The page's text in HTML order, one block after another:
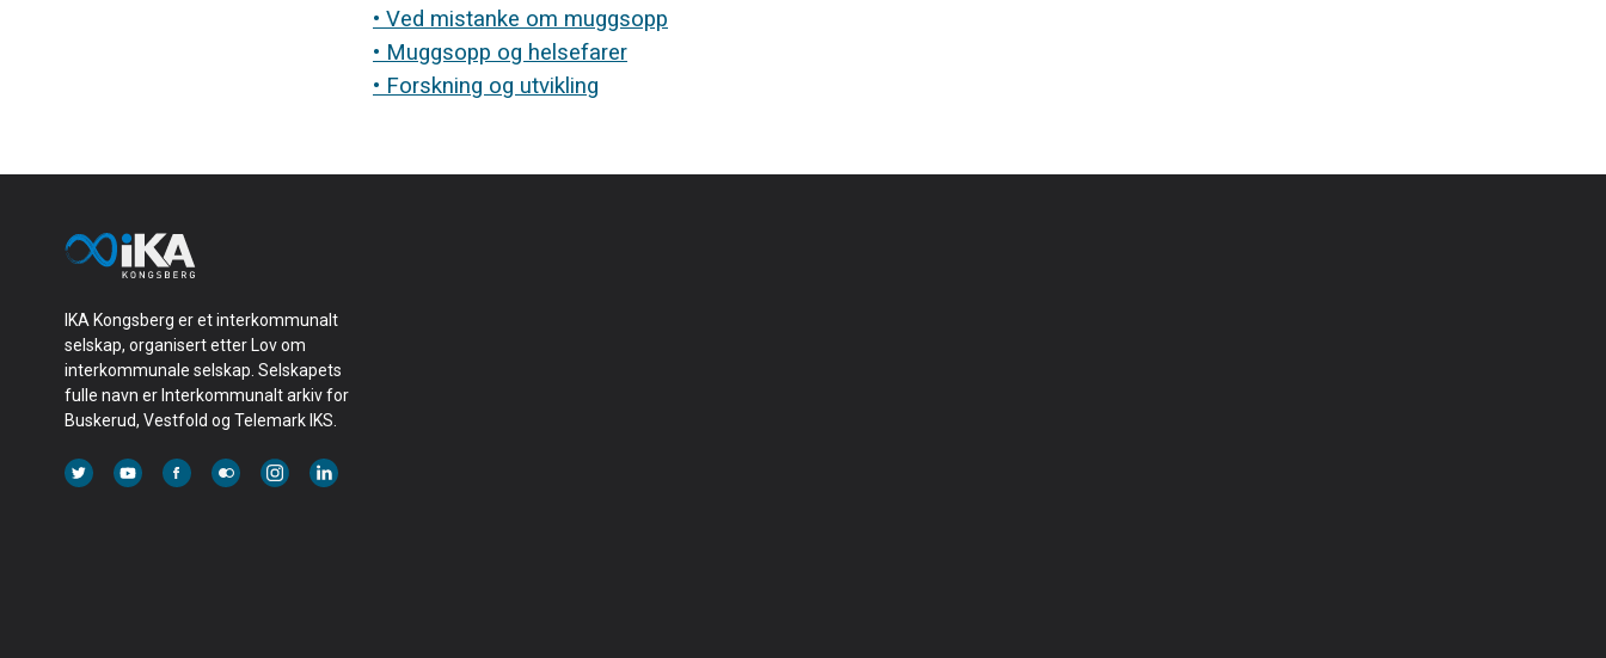
• Ved mistanke om muggsopp
• Muggsopp og helsefarer
• Forskning og utvikling
IKA Kongsberg er et interkommunalt
selskap, organisert etter Lov om
interkommunale selskap. Selskapets
fulle navn er Interkommunalt arkiv for
Buskerud, Vestfold og Telemark IKS.